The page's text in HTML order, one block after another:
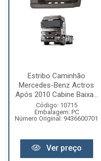
Estribo Caminhão
Mercedes-Benz Actros
Após 2010 Cabine Baixa...
Código: 10715
Embalagem: PC
Número Original: 9436600701
Ver preço